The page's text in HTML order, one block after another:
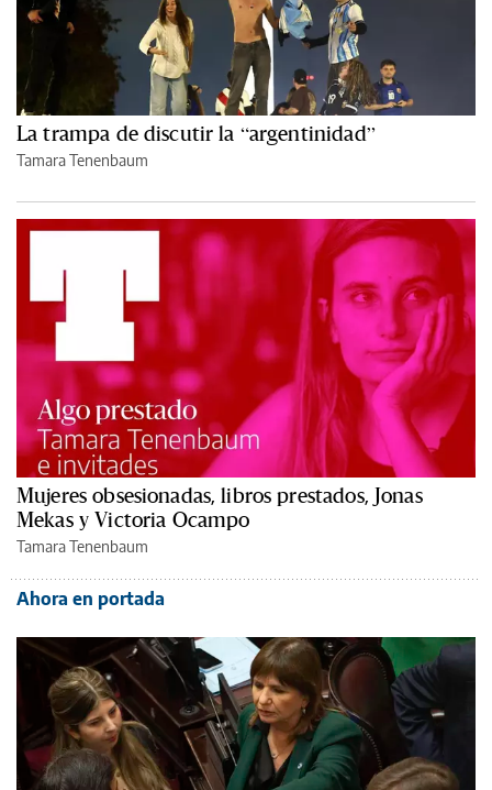
La trampa de discutir la “argentinidad”
Tamara Tenenbaum
Mujeres obsesionadas, libros prestados, Jonas
Mekas y Victoria Ocampo
Tamara Tenenbaum
Ahora en portada